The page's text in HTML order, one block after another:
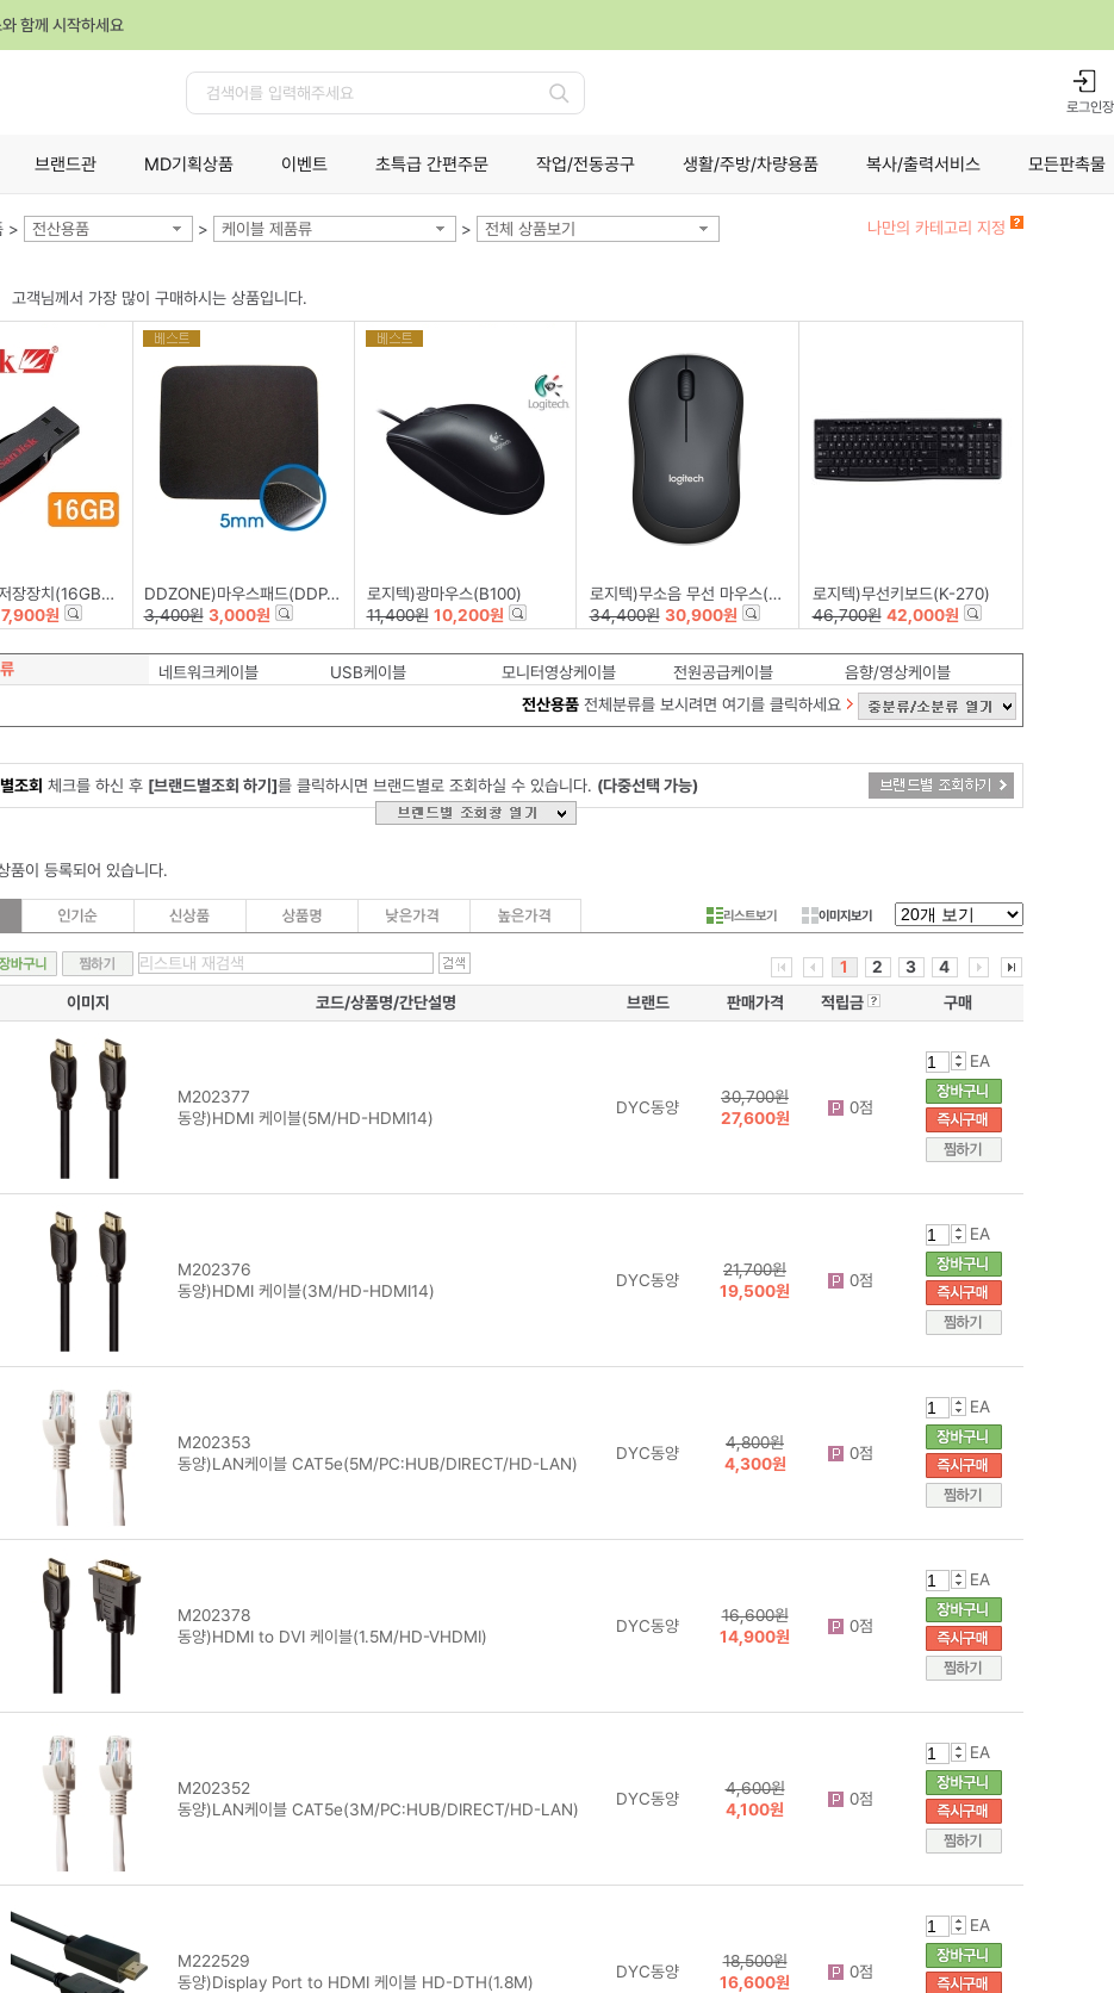
함께 시작하세요
검
로그인
브랜드관 MD기획상품 이벤트 초특급 간편주문 작업/전동공구 생활/주방/차량용품 복사/출력서비스 모든판촉물
> 전산용품 > 케이블 제품류 > 전체 상품보기 나만의 카테고리 지정
고객님께서 가장 많이 구매하시는 상품입니다.
(16GB/Z50-BLADE)
원
DDZONE)마우스패드(DDP-002)
3,400원 3,000원
로지텍)광마우스(B100)
11,400원 10,200원
로지텍)무소음 무선 마우스(M221/블랙)
34,400원 30,900원
로지텍)무선키보드(K-270)
46,700원 42,000원
네트워크케이블 USB케이블 모니터영상케이블 전원공급케이블
음향/영상케이블
전산용품전체분류를 보시려면 여기를 클릭하세요
조회 체크를 하신 후 [브랜드별조회 하기]를 클릭하시면 브랜드별로 조회하실 수 있습니다. (다중선택 가능)
품이 등록되어 있습니다.
리스트보기 이미지보기
1 2 3
4
이미지
코드/상품명/간단설명 브랜드 판매가격 적립금 구매
M202377
동양)HDMI 케이블(5M/HD-HDMI14)
DYC동양
30,700원
27,600원
0점
EA
M202376
동양)HDMI 케이블(3M/HD-HDMI14)
DYC동양
21,700원
19,500원
0점
EA
M202353
동양)LAN케이블 CAT5e(5M/PC:HUB/DIRECT/HD-LAN)
DYC동양
4,800원
4,300원
0점
EA
M202378
동양)HDMI to DVI 케이블(1.5M/HD-VHDMI)
DYC동양
16,600원
14,900원
0점
EA
M202352
동양)LAN케이블 CAT5e(3M/PC:HUB/DIRECT/HD-LAN)
DYC동양
4,600원
4,100원
0점
EA
M222529
동양)Display Port to HDMI 케이블 HD-DTH(1.8M)
DYC동양
18,500원
16,600원
0점
EA